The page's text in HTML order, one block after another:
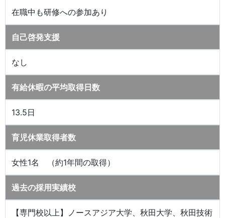
在職中も研修への参加あり
自己啓発支援
なし
有給休暇の平均取得日数
13.5日
育児休業取得者数
女性1名 （約1年間の取得）
過去の採用実績校
【専門校以上】ノースアジア大学、秋田大学、秋田技術